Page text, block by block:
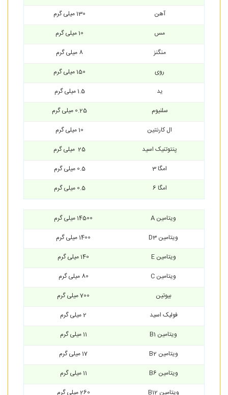
آهن
130 میلی گرم
مس
10 میلی گرم
منگنز
8 میلی گرم
روی
150 میلی گرم
ید
1.5 میلی گرم
سلنیوم
0.25 میلی گرم
ال کارنتین
10 میلی گرم
پنتوتنیک اسید
25 میلی گرم
امگا 3
0.5 میلی گرم
امگا 6
0.5 میلی گرم
ویتامین A
14500 میلی گرم
ویتامین D3
1400 میلی گرم
ویتامین E
140 میلی گرم
ویتامین C
80 میلی گرم
بیوتین
700 میلی گرم
فولیک اسید
2 میلی گرم
ویتامین B1
11 میلی گرم
ویتامین B2
17 میلی گرم
ویتامین B6
11 میلی گرم
ویتامین B12
260 میلی گرم